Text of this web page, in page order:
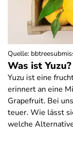
Was ist Yuzu?
Yuzu ist eine
erinnert an eine
Grapefruit. Bei
teuer. Wie lässt
welche
Quelle: